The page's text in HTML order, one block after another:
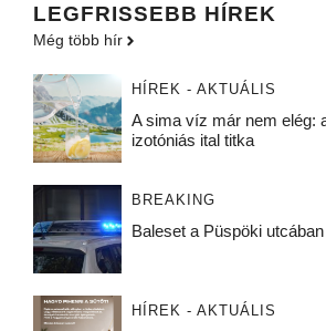
LEGFRISSEBB HÍREK
Még több hír
HÍREK - AKTUÁLIS
A sima víz már nem elég:
izotóniás ital titka
BREAKING
Baleset a Püspöki utcában
HÍREK - AKTUÁLIS